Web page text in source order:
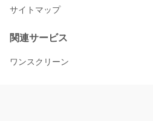
サイトマップ
関連サービス
ワンスクリーン